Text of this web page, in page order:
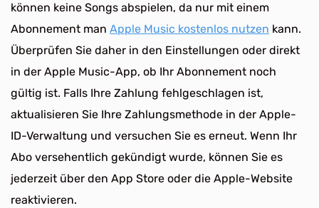
können keine Songs abspielen, da nur mit einem
Abonnement man Apple Music kostenlos nutzen kann.
Überprüfen Sie daher in den Einstellungen oder direkt
in der Apple Music-App, ob Ihr Abonnement noch
gültig ist. Falls Ihre Zahlung fehlgeschlagen ist,
aktualisieren Sie Ihre Zahlungsmethode in der Apple-
ID-Verwaltung und versuchen Sie es erneut. Wenn Ihr
Abo versehentlich gekündigt wurde, können Sie es
jederzeit über den App Store oder die Apple-Website
reaktivieren.